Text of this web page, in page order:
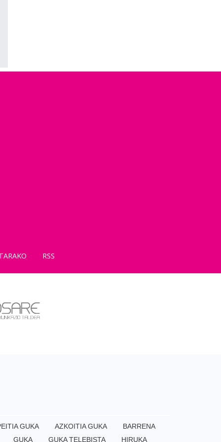
RSS
GUKA AZKOITIA GUKA
BARRENA
GUKA
GUKA TELEBISTA HIRUKA